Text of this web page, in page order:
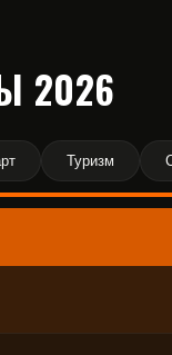
2026
Туризм